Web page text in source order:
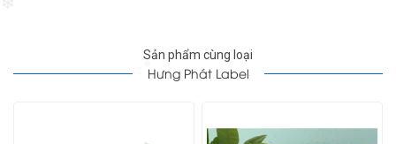
Sản phẩm cùng loại
Hưng Phát Label